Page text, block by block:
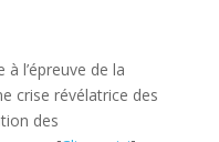
l’épreuve de la
crise révélatrice des
des